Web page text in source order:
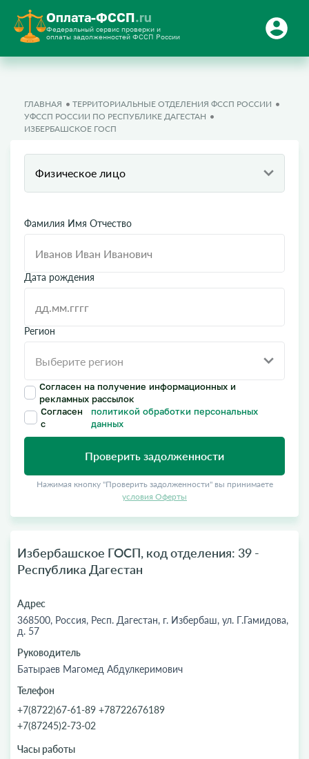
Оплата-ФССП.ru
Федеральный сервис проверки и
оплаты задолженностей ФССП России
ГЛАВНАЯ
ТЕРРИТОРИАЛЬНЫЕ ОТДЕЛЕНИЯ ФССП РОССИИ
УФССП РОССИИ ПО РЕСПУБЛИКЕ ДАГЕСТАН
ИЗБЕРБАШСКОЕ ГОСП
Физическое лицо
Фамилия Имя Отчество
Дата рождения
Регион
Согласен на получение информационных и
рекламных рассылок
Согласен
с
политикой обработки персональных
данных
Проверить задолженности
Нажимая кнопку "Проверить задолженности" вы принимаете
условия Оферты
Избербашское ГОСП, код отделения: 39 -
Республика Дагестан
Адрес
368500, Россия, Респ. Дагестан, г. Избербаш, ул. Г.Гамидова,
д. 57
Руководитель
Батыраев Магомед Абдулкеримович
Телефон
+7(8722)67-61-89 +78722676189
+7(87245)2-73-02
Часы работы